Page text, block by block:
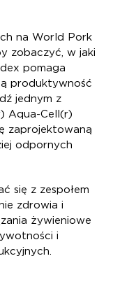
na World Pork
zobaczyć, w jaki
pomaga
produktywność
jednym z
Aqua-Cell(r)
zaprojektowaną
odpornych
się z zespołem
zdrowia i
żywieniowe
i